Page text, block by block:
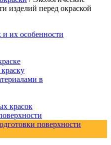
изделий перед окраской
их особенности
в
красок
поверхности